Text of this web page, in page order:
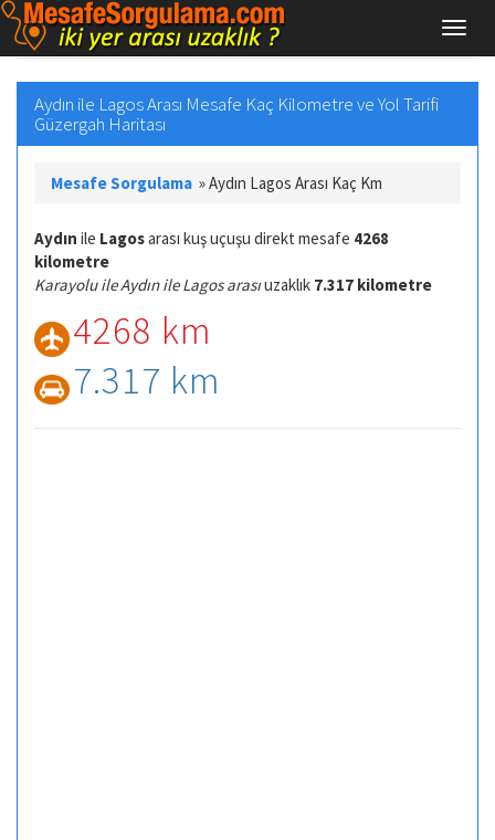
Aydın ile Lagos Arası Mesafe Kaç Kilometre ve Yol Tarifi
Güzergah Haritası
Mesafe Sorgulama »Aydın Lagos Arası Kaç Km
Aydın ile Lagosarası kuş uçuşu direkt mesafe 4268
kilometre
Karayolu ile Aydın ile Lagos arasıuzaklık 7.317 kilometre
4268 km
7.317 km